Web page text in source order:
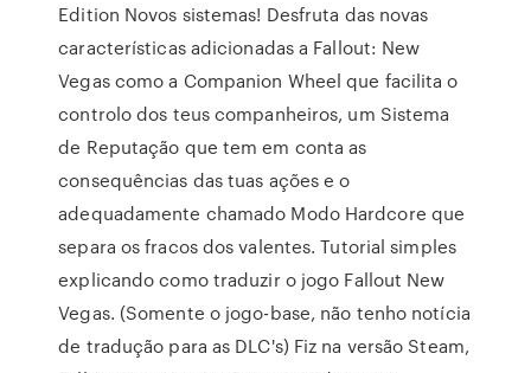
Edition Novos sistemas! Desfruta das novas
características adicionadas a Fallout: New
Vegas como a Companion Wheel que facilita o
controlo dos teus companheiros, um Sistema
de Reputação que tem em conta as
consequências das tuas ações e o
adequadamente chamado Modo Hardcore que
separa os fracos dos valentes. Tutorial simples
explicando como traduzir o jogo Fallout New
Vegas. (Somente o jogo-base, não tenho notícia
de tradução para as DLC's) Fiz na versão Steam,